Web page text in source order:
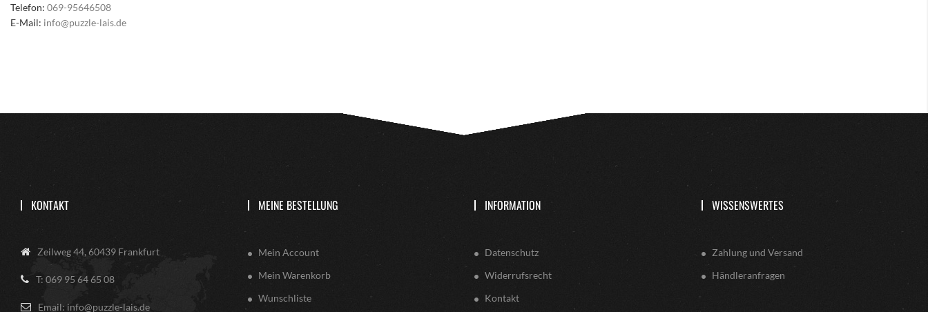
Telefon: 069-95646508
E-Mail: info@puzzle-lais.de
KONTAKT
Zeilweg 44, 60439 Frankfurt
T: 069 95 64 65 08
Email: info@puzzle-lais.de
MEINE BESTELLUNG
Mein Account
Mein Warenkorb
Wunschliste
INFORMATION
Datenschutz
Widerrufsrecht
Kontakt
WISSENSWERTES
Zahlung und Versand
Händleranfragen